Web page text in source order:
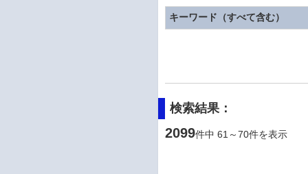
キーワード（すべて含む）
検索結果：
2099件中 61～70件を表示